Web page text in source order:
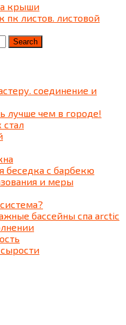
крыши
листов. листовой
соединение и
лучше чем в городе!
беседка c барбекю
и меры
бассейны спа arctic